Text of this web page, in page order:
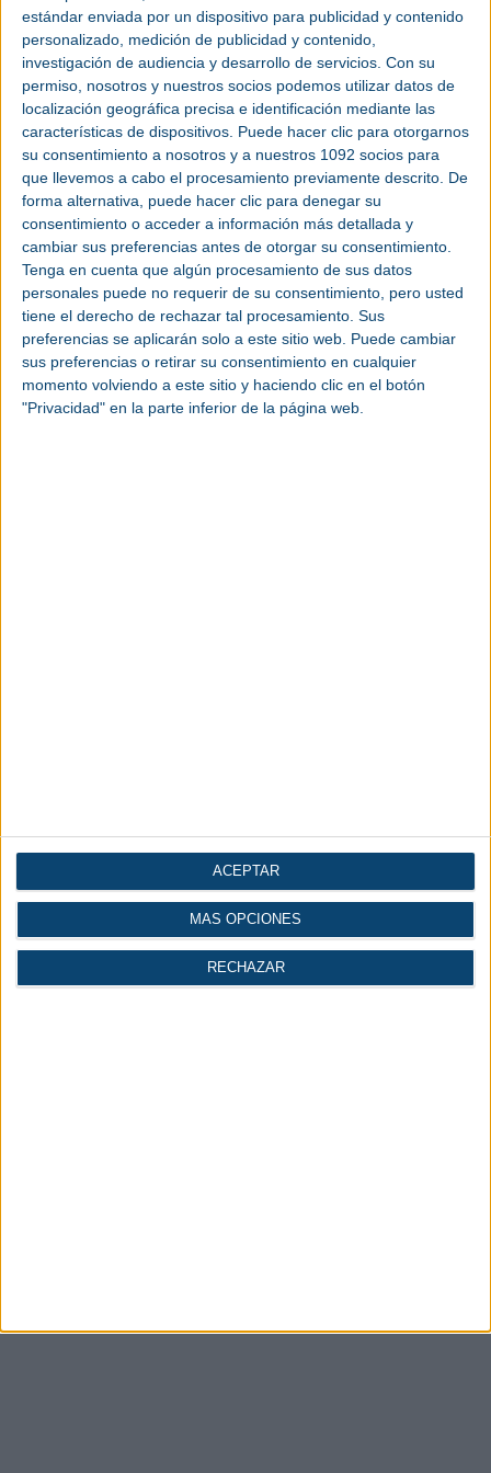
estándar enviada por un dispositivo para publicidad y contenido
personalizado, medición de publicidad y contenido,
investigación de audiencia y desarrollo de servicios. Con su
permiso, nosotros y nuestros socios podemos utilizar datos de
localización geográfica precisa e identificación mediante las
características de dispositivos. Puede hacer clic para otorgarnos
su consentimiento a nosotros y a nuestros 1092 socios para
que llevemos a cabo el procesamiento previamente descrito. De
forma alternativa, puede hacer clic para denegar su
consentimiento o acceder a información más detallada y
cambiar sus preferencias antes de otorgar su consentimiento.
Tenga en cuenta que algún procesamiento de sus datos
personales puede no requerir de su consentimiento, pero usted
tiene el derecho de rechazar tal procesamiento. Sus
preferencias se aplicarán solo a este sitio web. Puede cambiar
sus preferencias o retirar su consentimiento en cualquier
momento volviendo a este sitio y haciendo clic en el botón
"Privacidad" en la parte inferior de la página web.
MÁS OPCIONES
RECHAZAR
ACEPTAR
La doble convocatoria se enmarca en el conjunto de actividades que
Expobiomasa desarrolla desde su firme compromiso con la dinamización del
sector y el reconocimiento de las iniciativas que contribuyen a potenciar el
desarrollo económico del mismo.
Además, el premio a la Mejor Práctica Innovadora es parte del proyecto
H2020 BRANCHES, dinamizado en España por AVEBIOM y CIRCE y la Red
de Intercambio de Prácticas Innovadoras con Biomasa INtercamBIOM.
La convocatoria está abierta a cualquier empresa o entidad pública o privada
que haya aportado innovaciones tecnológicas en el campo de la valorización
energética de la biomasa o su transformación para otros fines dentro de la
bioeconomía.
Para participar, los interesados únicamente tendrán que manifestar su
conformidad con las bases del concurso y cumplimentar los datos solicitados
en los plazos marcados.
Visibilidad para todas las innovaciones tecnológicas y prácticas innovadoras
Todas las candidaturas que concurran a los premios se recopilarán en el
Dossier de Innovación Expobiomasa 2023 que se entregará a los medios de
comunicación colaboradores con la feria antes de la misma y que se publicará
en www.expobiomasa.com para garantizar la mayor visibilidad de las
innovaciones. Además, las candidaturas que concurran al Premio a la Mejor
Práctica Innovadora se publicarán también en la web www.intercambiom.org